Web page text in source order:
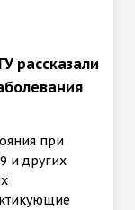
рассказали
при
и других